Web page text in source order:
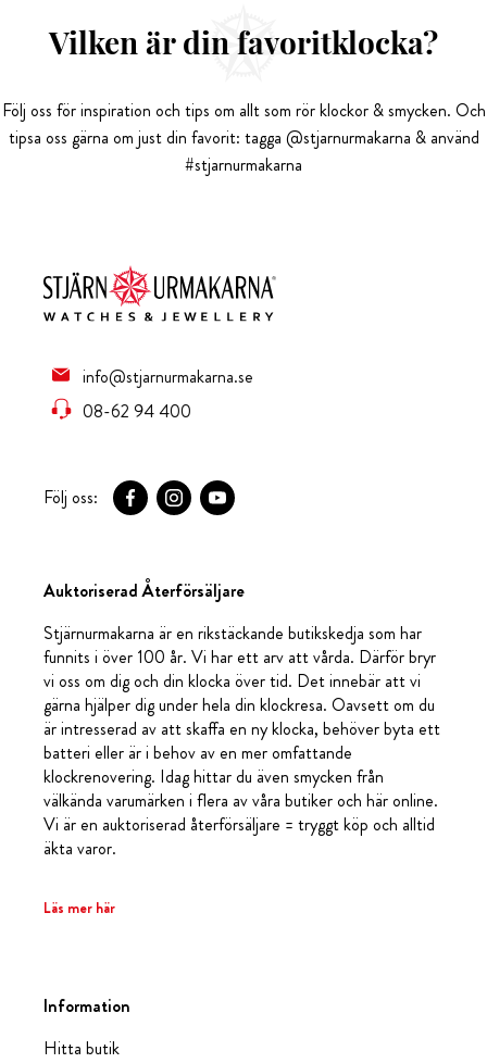
Vilken är din favoritklocka?
Följ oss för inspiration och tips om allt som rör klockor & smycken. Och
tipsa oss gärna om just din favorit: tagga @stjarnurmakarna & använd
#stjarnurmakarna
info@stjarnurmakarna.se
08-62 94 400
Följ oss:
Auktoriserad Återförsäljare
Stjärnurmakarna är en rikstäckande butikskedja som har
funnits i över 100 år. Vi har ett arv att vårda. Därför bryr
vi oss om dig och din klocka över tid. Det innebär att vi
gärna hjälper dig under hela din klockresa. Oavsett om du
är intresserad av att skaffa en ny klocka, behöver byta ett
batteri eller är i behov av en mer omfattande
klockrenovering. Idag hittar du även smycken från
välkända varumärken i flera av våra butiker och här online.
Vi är en auktoriserad återförsäljare = tryggt köp och alltid
äkta varor.
Läs mer här
Information
Hitta butik